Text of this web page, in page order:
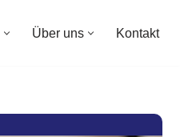
Über uns Kontakt